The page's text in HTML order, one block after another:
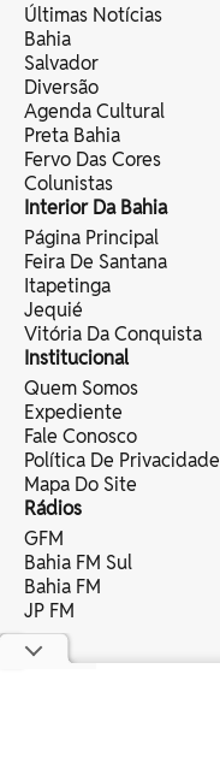
Últimas Notícias
Bahia
Salvador
Diversão
Agenda Cultural
Preta Bahia
Fervo Das Cores
Colunistas
Interior Da Bahia
Página Principal
Feira De Santana
Itapetinga
Jequié
Vitória Da Conquista
Institucional
Quem Somos
Expediente
Fale Conosco
Política De Privacidade
Mapa Do Site
Rádios
GFM
Bahia FM Sul
Bahia FM
JP FM